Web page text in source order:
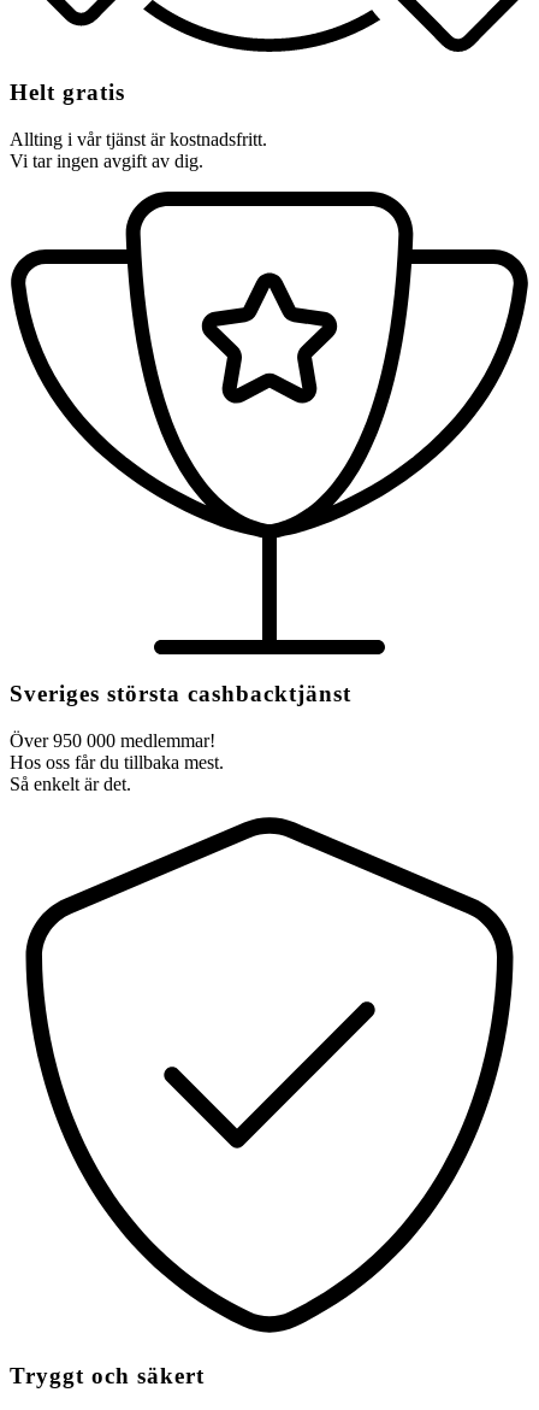
Helt gratis
Allting i vår tjänst är kostnadsfritt.
Vi tar ingen avgift av dig.
Sveriges största cashbacktjänst
Över 950 000 medlemmar!
Hos oss får du tillbaka mest.
Så enkelt är det.
Tryggt och säkert